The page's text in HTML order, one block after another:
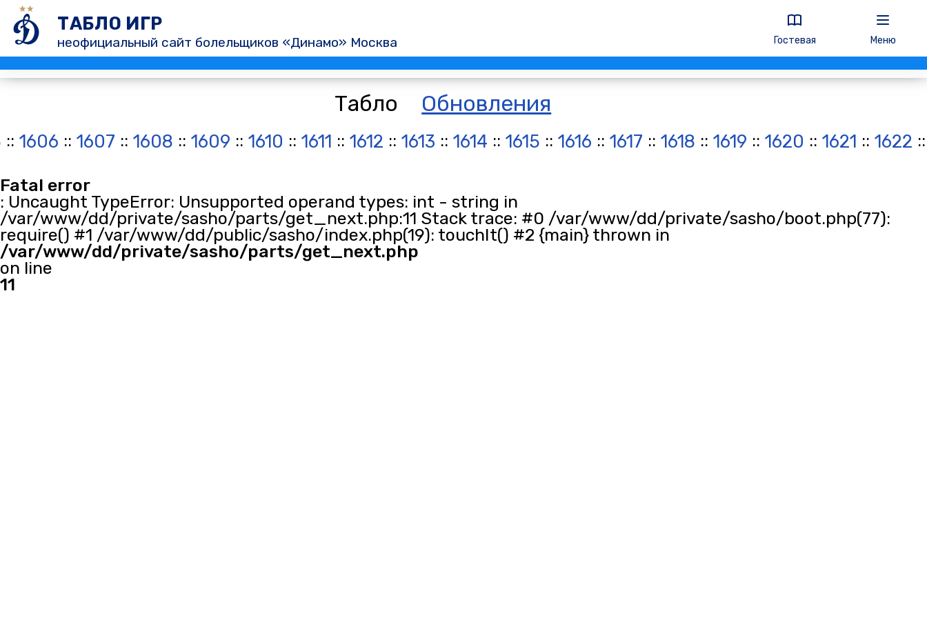
ТАБЛО ИГР
неофициальный сайт болельщиков «Динамо» Москва Гостевая Меню
Табло Обновления
:: 1606 :: 1607 :: 1608 :: 1609 :: 1610 :: 1611 :: 1612 :: 1613 :: 1614 :: 1615 :: 1616 :: 1617 :: 1618 :: 1619 :: 1620 :: 1621 :: 1622
Fatal error
: Uncaught TypeError: Unsupported operand types: int - string in
/var/www/dd/private/sasho/parts/get_next.php:11 Stack trace: #0 /var/www/dd/private/sasho/boot.php(77):
require() #1 /var/www/dd/public/sasho/index.php(19): touchIt() #2 {main} thrown in
/var/www/dd/private/sasho/parts/get_next.php
on line
11